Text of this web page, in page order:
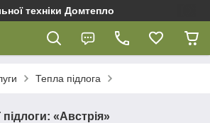
техніки Домтепло
Тепла підлога
«Австрія»